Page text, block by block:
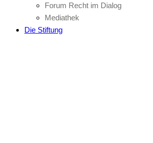
Forum Recht im Dialog
Mediathek
Die Stiftung